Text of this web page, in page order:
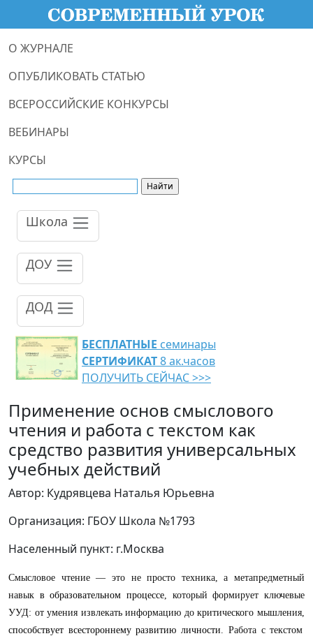
О ЖУРНАЛЕ
ОПУБЛИКОВАТЬ СТАТЬЮ
ВСЕРОССИЙСКИЕ КОНКУРСЫ
ВЕБИНАРЫ
КУРСЫ
Школа
ДОУ
ДОД
БЕСПЛАТНЫЕ семинары
СЕРТИФИКАТ8 ак.часов
ПОЛУЧИТЬ СЕЙЧАС >>>
Применение основ смыслового
чтения и работа с текстом как
средство развития универсальных
учебных действий
Автор: Кудрявцева Наталья Юрьевна
Организация: ГБОУ Школа №1793
Населенный пункт: г.Москва
Смысловое чтение — это не просто техника, а метапредметный
навык в образовательном процессе, который формирует ключевые
УУД: от умения извлекать информацию до критического мышления,
способствует всестороннему развитию личности. Работа с текстом